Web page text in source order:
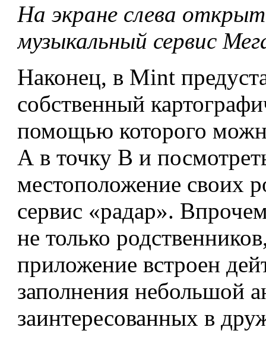
На экране слева
музыкальный сервис
Наконец, в Mint
собственный
помощью которого
А в точку B и
местоположение своих
сервис «радар».
не только
приложение встроен
заполнения небольшой
заинтересованных в